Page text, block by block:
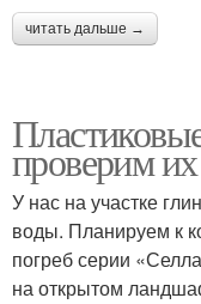
читать дальше →
проверим
У нас на участке
воды. Планируем к
погреб серии
на открытом